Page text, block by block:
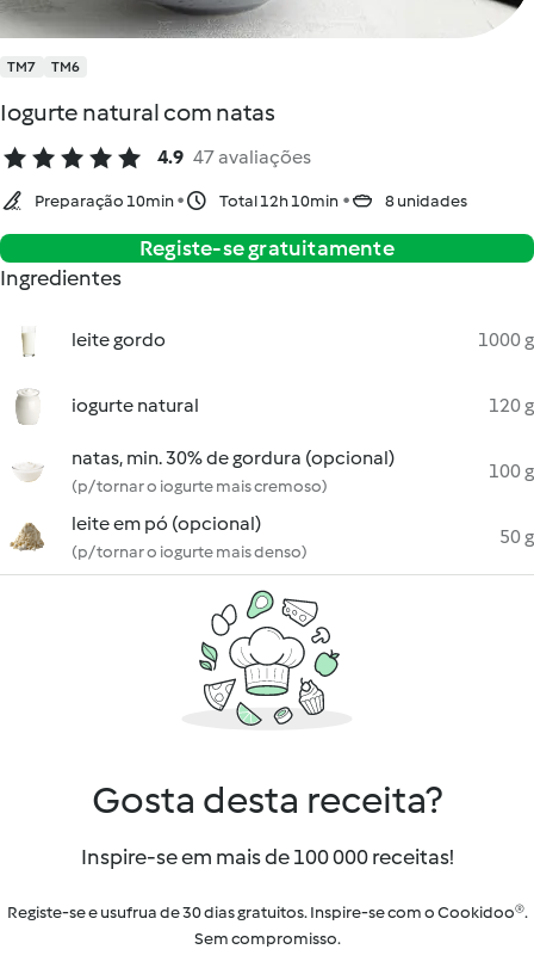
TM7 TM6
Iogurte natural com natas
4.9 47 avaliações
Preparação 10min Total 12h 10min 8 unidades
Registe-se gratuitamente
Ingredientes
leite gordo 1000 g
iogurte natural 120 g
natas, min. 30% de gordura (opcional)
(p/ tornar o iogurte mais cremoso)
100 g
leite em pó (opcional)
(p/ tornar o iogurte mais denso)
50 g
Gosta desta receita?
Inspire-se em mais de 100 000 receitas!
Registe-se e usufrua de 30 dias gratuitos. Inspire-se com o Cookidoo®.
Sem compromisso.